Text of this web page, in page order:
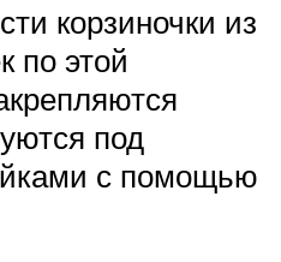
корзиночки из
по этой
под
с помощью